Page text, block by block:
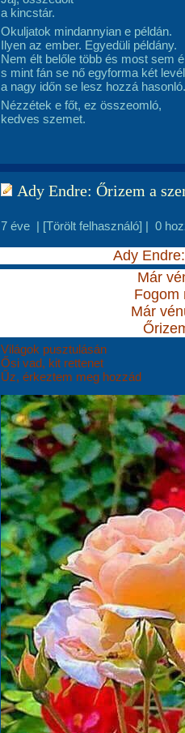
a kincstár.
Okuljatok mindannyian e példán.
Ilyen az ember. Egyedüli példány.
Nem élt belőle több és most sem
s mint fán se nő egyforma két
a nagy időn se lesz hozzá hasonló.
Nézzétek e főt, ez összeomló,
kedves szemet.
Ady Endre: Őrizem a
7 éve | [Törölt felhasználó] | 0
Ady
Már
Fogom
Már
Világok pusztulásán
Ősi vad, kit rettenet
Űz, érkeztem meg hozzád